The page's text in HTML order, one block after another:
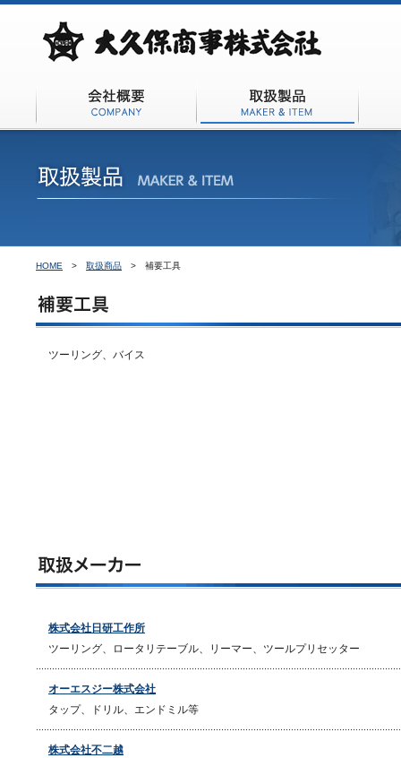
HOME > 取扱商品 > 補要工具
ツーリング、バイス
株式会社日研工作所
ツーリング、ロータリテーブル、リーマー、ツールプリセッター
オーエスジー株式会社
タップ、ドリル、エンドミル等
株式会社不二越